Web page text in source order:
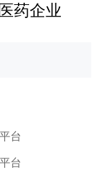
药企业
台
台